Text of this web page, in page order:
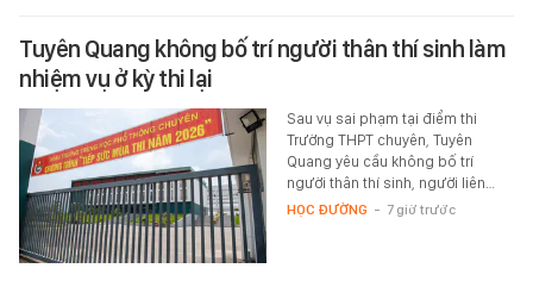
Tuyên Quang không bố trí người thân thí sinh làm
nhiệm vụ ở kỳ thi lại
Sau vụ sai phạm tại điểm thi
Trường THPT chuyên, Tuyên
Quang yêu cầu không bố trí
người thân thí sinh, người liên…
HỌC ĐƯỜNG - 7 giờ trước